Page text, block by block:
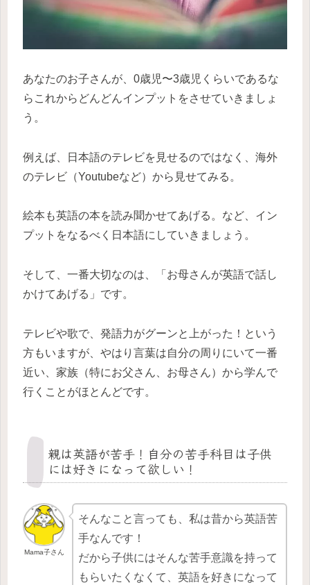
あなたのお子さんが、0歳児〜3歳児くらいであるな
らこれからどんどんインプットをさせていきましょ
う。
例えば、日本語のテレビを見せるのではなく、海外
のテレビ（Youtubeなど）から見せてみる。
絵本も英語の本を読み聞かせてあげる。など、イン
プットをなるべく日本語にしていきましょう。
そして、一番大切なのは、「お母さんが英語で話し
かけてあげる」です。
テレビや歌で、発語力がグーンと上がった！という
方もいますが、やはり言葉は自分の周りにいて一番
近い、家族（特にお父さん、お母さん）から学んで
行くことがほとんどです。
親は英語が苦手！自分の苦手科目は子供
には好きになって欲しい！
Mama子さん
そんなこと言っても、私は昔から英語苦
手なんです！
だから子供にはそんな苦手意識を持って
もらいたくなくて、英語を好きになって